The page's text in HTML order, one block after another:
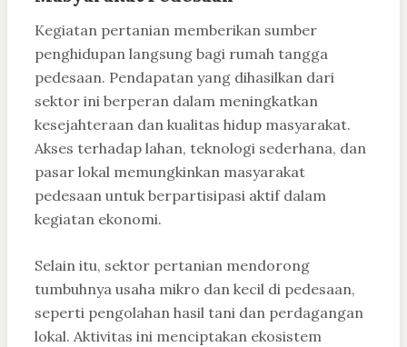
Kegiatan pertanian memberikan sumber
penghidupan langsung bagi rumah tangga
pedesaan. Pendapatan yang dihasilkan dari
sektor ini berperan dalam meningkatkan
kesejahteraan dan kualitas hidup masyarakat.
Akses terhadap lahan, teknologi sederhana, dan
pasar lokal memungkinkan masyarakat
pedesaan untuk berpartisipasi aktif dalam
kegiatan ekonomi.
Selain itu, sektor pertanian mendorong
tumbuhnya usaha mikro dan kecil di pedesaan,
seperti pengolahan hasil tani dan perdagangan
lokal. Aktivitas ini menciptakan ekosistem